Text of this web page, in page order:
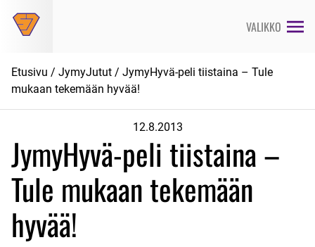
suoraan
VALIKKO
Etusivu / JymyJutut / JymyHyvä-peli tiistaina – Tule
mukaan tekemään hyvää!
12.8.2013
JymyHyvä-peli tiistaina –
Tule mukaan tekemään
hyvää!